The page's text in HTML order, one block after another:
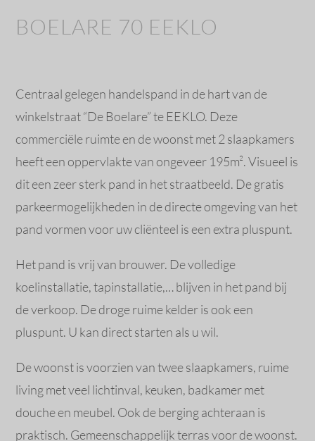
BOELARE 70 EEKLO
Centraal gelegen handelspand in de hart van de
winkelstraat “De Boelare” te EEKLO. Deze
commerciële ruimte en de woonst met 2 slaapkamers
heeft een oppervlakte van ongeveer 195m². Visueel is
dit een zeer sterk pand in het straatbeeld. De gratis
parkeermogelijkheden in de directe omgeving van het
pand vormen voor uw cliënteel is een extra pluspunt.
Het pand is vrij van brouwer. De volledige
koelinstallatie, tapinstallatie,… blijven in het pand bij
de verkoop. De droge ruime kelder is ook een
pluspunt. U kan direct starten als u wil.
De woonst is voorzien van twee slaapkamers, ruime
living met veel lichtinval, keuken, badkamer met
douche en meubel. Ook de berging achteraan is
praktisch. Gemeenschappelijk terras voor de woonst.